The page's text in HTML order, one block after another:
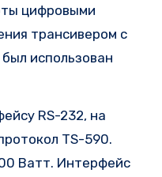
цифровыми
трансивером с
использован
RS-232, на
TS-590.
Ватт. Интерфейс